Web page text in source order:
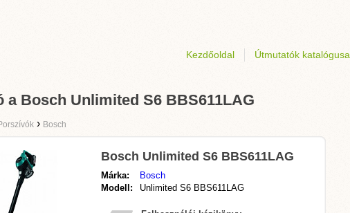
Kezdőoldal Útmutatók katalógusa
a Bosch Unlimited S6 BBS611LAG
› Bosch
Bosch Unlimited S6 BBS611LAG
Márka:
Bosch
Modell:
Unlimited S6 BBS611LAG